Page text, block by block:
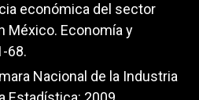
económica del sector
México. Economía y
68.
Nacional de la Industria